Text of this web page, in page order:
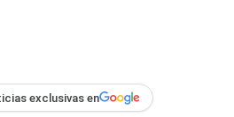
exclusivas en